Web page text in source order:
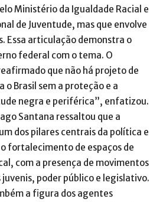
Ministério da Igualdade Racial e
de Juventude, mas que envolve
Essa articulação demonstra o
federal com o tema. O
que não há projeto de
o Brasil sem a proteção e a
negra e periférica”, enfatizou.
Santana ressaltou que a
dos pilares centrais da política e
fortalecimento de espaços de
com a presença de movimentos
poder público e legislativo.
a figura dos agentes